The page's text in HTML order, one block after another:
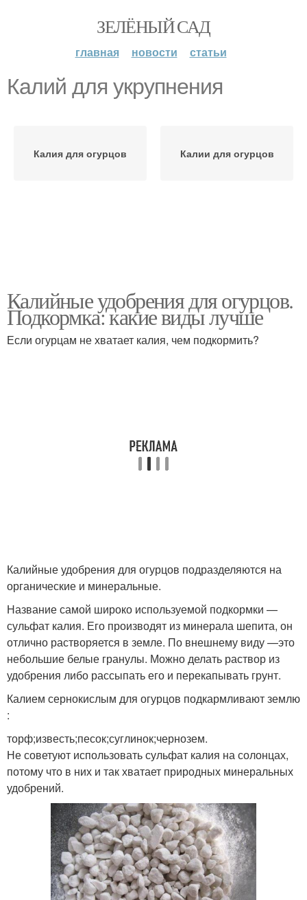
ЗЕЛЁНЫЙ САД
главная новости статьи
Калий для укрупнения
Калия для огурцов Калии для огурцов
Калийные удобрения для огурцов.
Подкормка: какие виды лучше
Если огурцам не хватает калия, чем подкормить?
Калийные удобрения для огурцов подразделяются на
органические и минеральные.
Название самой широко используемой подкормки —
сульфат калия. Его производят из минерала шепита, он
отлично растворяется в земле. По внешнему виду —это
небольшие белые гранулы. Можно делать раствор из
удобрения либо рассыпать его и перекапывать грунт.
Калием сернокислым для огурцов подкармливают землю
:
торф;известь;песок;суглинок;чернозем.
Не советуют использовать сульфат калия на солонцах,
потому что в них и так хватает природных минеральных
удобрений.